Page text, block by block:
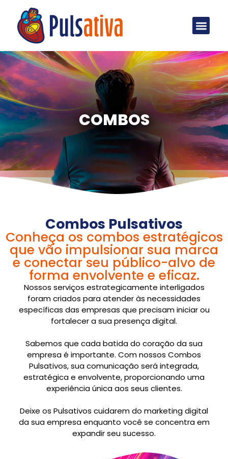
COMBOS
Combos Pulsativos
Conheça os combos estratégicos
que vão impulsionar sua marca
e conectar seu público-alvo de
forma envolvente e eficaz.
Nossos serviços estrategicamente interligados
foram criados para atender às necessidades
específicas das empresas que precisam iniciar ou
fortalecer a sua presença digital.
Sabemos que cada batida do coração da sua
empresa é importante. Com nossos Combos
Pulsativos, sua comunicação será integrada,
estratégica e envolvente, proporcionando uma
experiência única aos seus clientes.
Deixe os Pulsativos cuidarem do marketing digital
da sua empresa enquanto você se concentra em
expandir seu sucesso.